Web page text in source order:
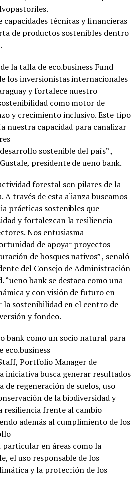
técnicas y financieras
de productos sostenibles dentro
la talla de eco.business Fund
los inversionistas internacionales
y fortalece nuestro
como motor de
y crecimiento inclusivo. Este tipo
nuestra capacidad para canalizar
sostenible del país” ,
presidente de ueno bank.
forestal son pilares de la
A través de esta alianza buscamos
prácticas sostenibles que
y fortalezcan la resiliencia
Nos entusiasma
de apoyar proyectos
de bosques nativos” , señaló
del Consejo de Administración
“ueno bank se destaca como una
y con visión de futuro en
la sostenibilidad en el centro de
y fondeo.
bank como un socio natural para
eco.business
Portfolio Manager de
iniciativa busca generar resultados
de regeneración de suelos, uso
de la biodiversidad y
frente al cambio
además al cumplimiento de los
particular en áreas como la
el uso responsable de los
y la protección de los